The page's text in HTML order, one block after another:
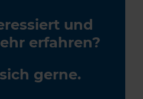
und
erfahren?
gerne.